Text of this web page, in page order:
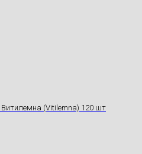
Витилемна (Vitilemna) 120 шт